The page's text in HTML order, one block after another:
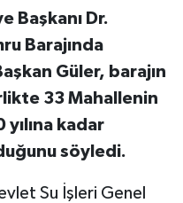
Başkanı Dr.
Barajında
Güler, barajın
33 Mahallenin
yılına kadar
söyledi.
Su İşleri Genel